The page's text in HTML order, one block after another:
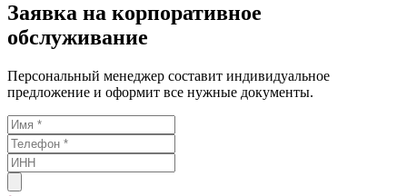
Заявка на корпоративное
обслуживание
Персональный менеджер составит индивидуальное
предложение и оформит все нужные документы.